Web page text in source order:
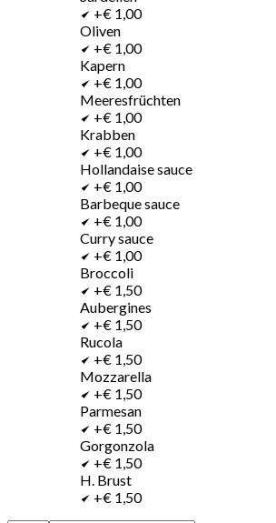
+€ 1,00
Oliven
+€ 1,00
Kapern
+€ 1,00
Meeresfrüchten
+€ 1,00
Krabben
+€ 1,00
Hollandaise sauce
+€ 1,00
Barbeque sauce
+€ 1,00
Curry sauce
+€ 1,00
Broccoli
+€ 1,50
Aubergines
+€ 1,50
Rucola
+€ 1,50
Mozzarella
+€ 1,50
Parmesan
+€ 1,50
Gorgonzola
+€ 1,50
H. Brust
+€ 1,50